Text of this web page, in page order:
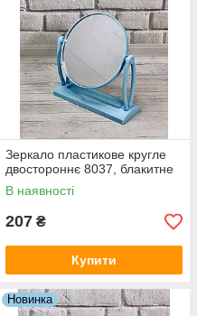
Зеркало пластикове кругле
двостороннє 8037, блакитне
В наявності
207 ₴
Купити
Новинка